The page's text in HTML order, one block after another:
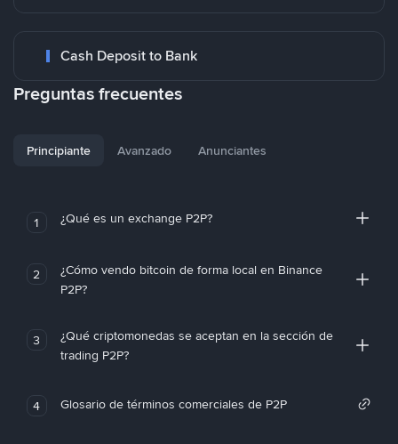
Cash Deposit to Bank
Preguntas frecuentes
Principiante Avanzado Anunciantes
1 ¿Qué es un exchange P2P?
2
¿Cómo vendo bitcoin de forma local en Binance
P2P?
3
¿Qué criptomonedas se aceptan en la sección de
trading P2P?
4 Glosario de términos comerciales de P2P